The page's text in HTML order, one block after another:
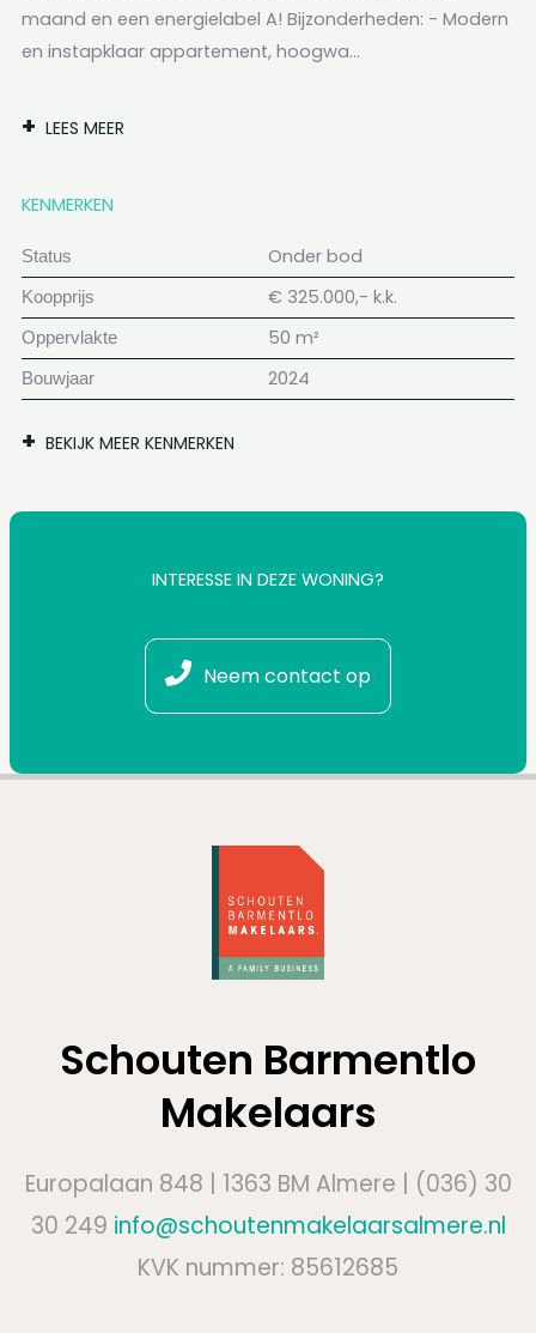
maand en een energielabel A! Bijzonderheden: - Modern
en instapklaar appartement, hoogwa...
LEES MEER
KENMERKEN
Status Onder bod
Koopprijs € 325.000,- k.k.
Oppervlakte 50 m²
Bouwjaar 2024
BEKIJK MEER KENMERKEN
INTERESSE IN DEZE WONING?
Neem contact op
Schouten Barmentlo
Makelaars
Europalaan 848 | 1363 BM Almere | (036) 30
30 249 info@schoutenmakelaarsalmere.nl
KVK nummer: 85612685